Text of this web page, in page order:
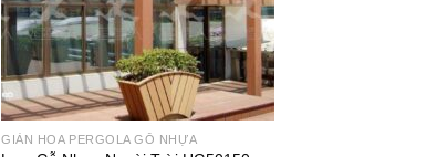
GIÀN HOA PERGOLA GỖ NHỰA